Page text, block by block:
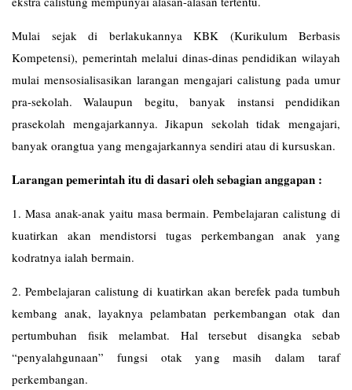
Mulai sejak di berlakukannya KBK (Kurikulum Berbasis
Kompetensi), pemerintah melalui dinas-dinas pendidikan wilayah
mulai mensosialisasikan larangan mengajari calistung pada umur
pra-sekolah. Walaupun begitu, banyak instansi pendidikan
prasekolah mengajarkannya. Jikapun sekolah tidak mengajari,
banyak orangtua yang mengajarkannya sendiri atau di kursuskan.
Larangan pemerintah itu di dasari oleh sebagian anggapan :
1. Masa anak-anak yaitu masa bermain. Pembelajaran calistung di
kuatirkan akan mendistorsi tugas perkembangan anak yang
kodratnya ialah bermain.
2. Pembelajaran calistung di kuatirkan akan berefek pada tumbuh
kembang anak, layaknya pelambatan perkembangan otak dan
pertumbuhan fisik melambat. Hal tersebut disangka sebab
“penyalahgunaan” fungsi otak yang masih dalam taraf
perkembangan.